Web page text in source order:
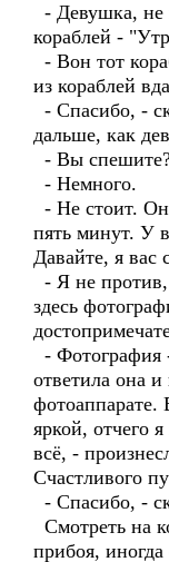
- Девушка, не
кораблей -
- Вон тот
из кораблей
- Спасибо, -
дальше, как
- Вы
- Немного.
- Не стоит. Он
пять минут. У
Давайте, я вас
- Я не
здесь
- Фотография
ответила она
яркой, отчего
всё, -
Счастливого
- Спасибо, -
Смотреть на
прибоя,